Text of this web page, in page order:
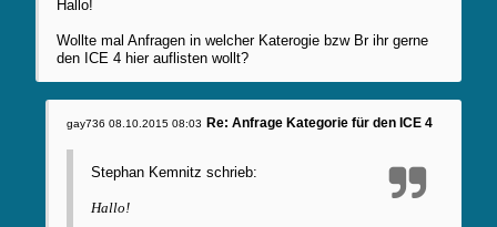
Hallo!
Wollte mal Anfragen in welcher Katerogie bzw Br ihr gerne
den ICE 4 hier auflisten wollt?
gay736 08.10.2015 08:03 Re: Anfrage Kategorie für den ICE 4
Stephan Kemnitz schrieb:
Hallo!